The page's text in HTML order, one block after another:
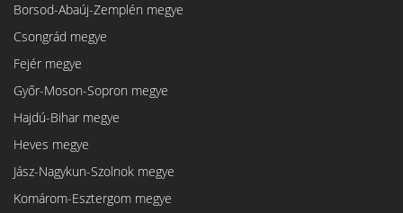
Borsod-Abaúj-Zemplén megye
Csongrád megye
Fejér megye
Győr-Moson-Sopron megye
Hajdú-Bihar megye
Heves megye
Jász-Nagykun-Szolnok megye
Komárom-Esztergom megye